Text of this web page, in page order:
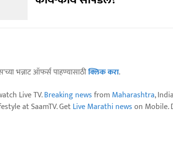
भन्नाट ऑफर्स पाहण्यासाठीक्लिक करा.
Live TV.Breaking newsfrom Maharashtra,
at SaamTV. GetLive Marathi newson Mobile.